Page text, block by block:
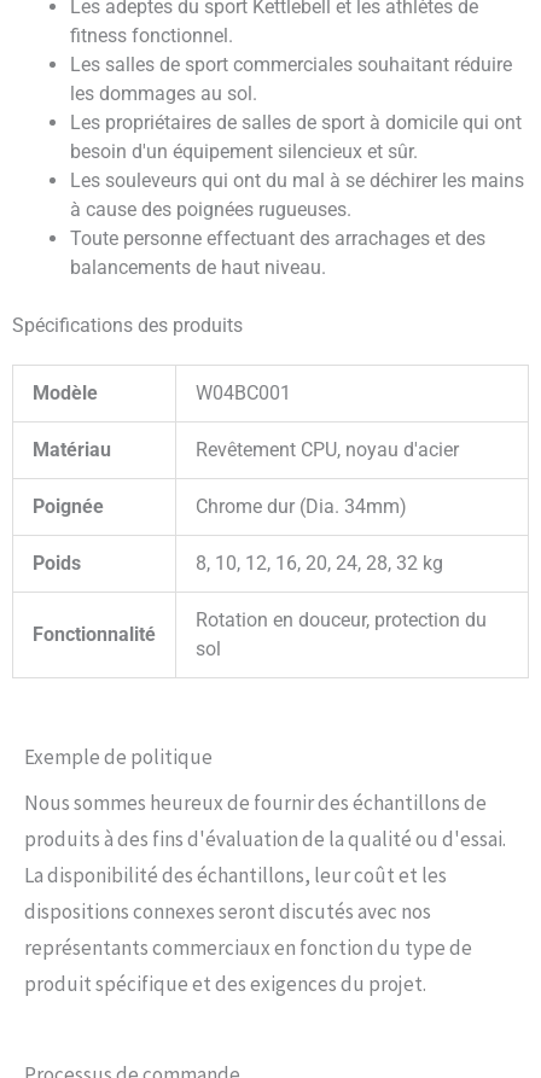
Les adeptes du sport Kettlebell et les athlètes de
fitness fonctionnel.
Les salles de sport commerciales souhaitant réduire
les dommages au sol.
Les propriétaires de salles de sport à domicile qui ont
besoin d'un équipement silencieux et sûr.
Les souleveurs qui ont du mal à se déchirer les mains
à cause des poignées rugueuses.
Toute personne effectuant des arrachages et des
balancements de haut niveau.
Spécifications des produits
Modèle W04BC001
Matériau Revêtement CPU, noyau d'acier
Poignée Chrome dur (Dia. 34mm)
Poids 8, 10, 12, 16, 20, 24, 28, 32 kg
Fonctionnalité
Rotation en douceur, protection du
sol
Exemple de politique
Nous sommes heureux de fournir des échantillons de
produits à des fins d'évaluation de la qualité ou d'essai.
La disponibilité des échantillons, leur coût et les
dispositions connexes seront discutés avec nos
représentants commerciaux en fonction du type de
produit spécifique et des exigences du projet.